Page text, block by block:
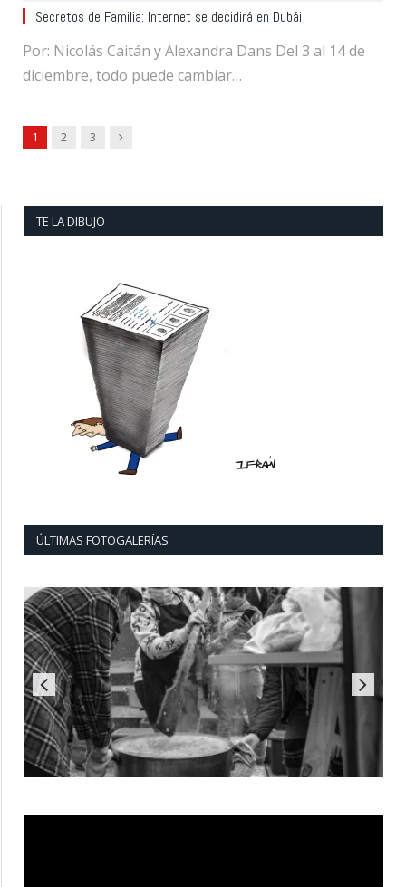
Secretos de Familia: Internet se decidirá en Dubái
Por: Nicolás Caitán y Alexandra Dans Del 3 al 14 de
diciembre, todo puede cambiar…
1 2 3 Next
TE LA DIBUJO
ÚLTIMAS FOTOGALERÍAS